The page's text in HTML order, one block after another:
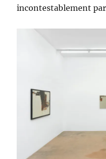
incontestablement